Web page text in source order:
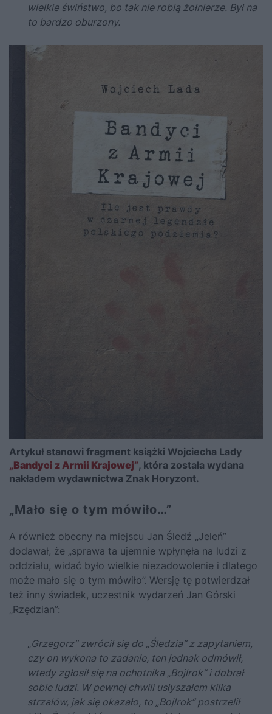
wielkie świństwo, bo tak nie robią żołnierze. Był na
to bardzo oburzony.
Artykuł stanowi fragment książki Wojciecha Lady
„Bandyci z Armii Krajowej”, która została wydana
nakładem wydawnictwa Znak Horyzont.
„Mało się o tym mówiło…”
A również obecny na miejscu Jan Śledź „Jeleń”
dodawał, że „sprawa ta ujemnie wpłynęła na ludzi z
oddziału, widać było wielkie niezadowolenie i dlatego
może mało się o tym mówiło”. Wersję tę potwierdzał
też inny świadek, uczestnik wydarzeń Jan Górski
„Rzędzian”:
„Grzegorz” zwrócił się do „Śledzia” z zapytaniem,
czy on wykona to zadanie, ten jednak odmówił,
wtedy zgłosił się na ochotnika „Bojlrok” i dobrał
sobie ludzi. W pewnej chwili usłyszałem kilka
strzałów, jak się okazało, to „Bojlrok” postrzelił